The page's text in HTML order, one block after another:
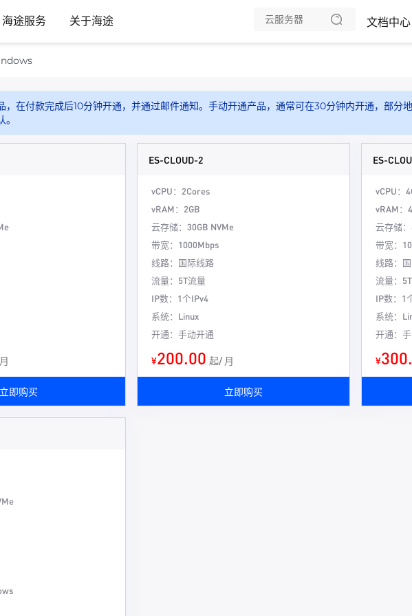
海途服务 关于海途
热销推荐
文档中心
，在付款完成后10分钟开通，并通过邮件通知。手动开通产品，通常可在30分钟内开通，部分
立即购买
ES-CLOUD-2
vCPU：2Cores
vRAM：2GB
云存储：30GB NVMe
带宽：1000Mbps
线路：国际线路
流量：5T流量
IP数：1个IPv4
系统：Linux
开通：手动开通
¥200.00 起/ 月
立即购买
ES-
vCPU：
vRAM：
云存储
带宽：
线路：
流量：
IP数：1
系统：
开通：
¥